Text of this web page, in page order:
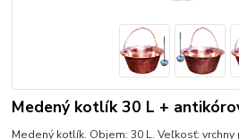
Medený kotlík 30 L +
Medený kotlík. Objem: 30 L. Veľkosť: vrchny